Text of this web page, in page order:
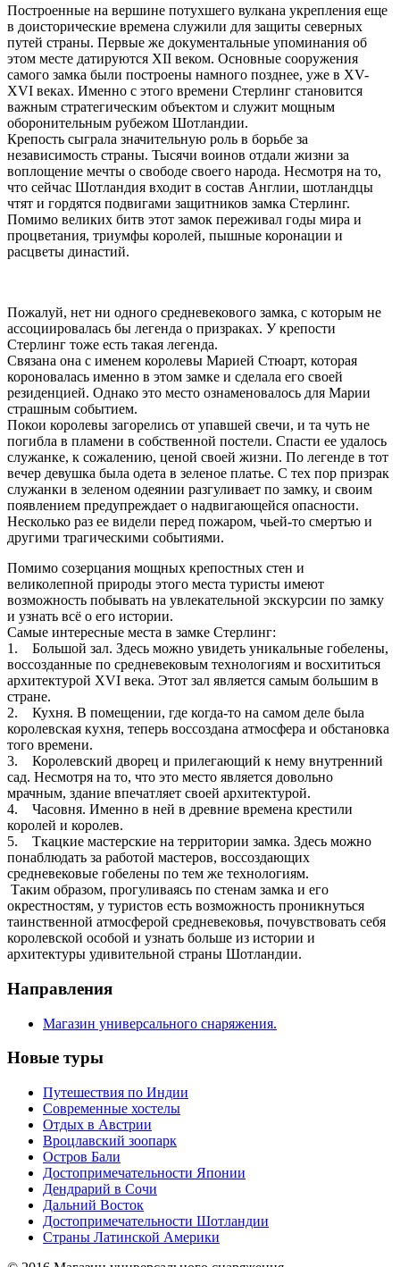
Построенные на вершине потухшего вулкана укрепления еще
в доисторические времена служили для защиты северных
путей страны. Первые же документальные упоминания об
этом месте датируются XII веком. Основные сооружения
самого замка были построены намного позднее, уже в XV-
XVI веках. Именно с этого времени Стерлинг становится
важным стратегическим объектом и служит мощным
оборонительным рубежом Шотландии.
Крепость сыграла значительную роль в борьбе за
независимость страны. Тысячи воинов отдали жизни за
воплощение мечты о свободе своего народа. Несмотря на то,
что сейчас Шотландия входит в состав Англии, шотландцы
чтят и гордятся подвигами защитников замка Стерлинг.
Помимо великих битв этот замок переживал годы мира и
процветания, триумфы королей, пышные коронации и
расцветы династий.
Пожалуй, нет ни одного средневекового замка, с которым не
ассоциировалась бы легенда о призраках. У крепости
Стерлинг тоже есть такая легенда.
Связана она с именем королевы Марией Стюарт, которая
короновалась именно в этом замке и сделала его своей
резиденцией. Однако это место ознаменовалось для Марии
страшным событием.
Покои королевы загорелись от упавшей свечи, и та чуть не
погибла в пламени в собственной постели. Спасти ее удалось
служанке, к сожалению, ценой своей жизни. По легенде в тот
вечер девушка была одета в зеленое платье. С тех пор призрак
служанки в зеленом одеянии разгуливает по замку, и своим
появлением предупреждает о надвигающейся опасности.
Несколько раз ее видели перед пожаром, чьей-то смертью и
другими трагическими событиями.
Помимо созерцания мощных крепостных стен и
великолепной природы этого места туристы имеют
возможность побывать на увлекательной экскурсии по замку
и узнать всё о его истории.
Самые интересные места в замке Стерлинг:
1. Большой зал. Здесь можно увидеть уникальные гобелены,
воссозданные по средневековым технологиям и восхититься
архитектурой XVI века. Этот зал является самым большим в
стране.
2. Кухня. В помещении, где когда-то на самом деле была
королевская кухня, теперь воссоздана атмосфера и обстановка
того времени.
3. Королевский дворец и прилегающий к нему внутренний
сад. Несмотря на то, что это место является довольно
мрачным, здание впечатляет своей архитектурой.
4. Часовня. Именно в ней в древние времена крестили
королей и королев.
5. Ткацкие мастерские на территории замка. Здесь можно
понаблюдать за работой мастеров, воссоздающих
средневековые гобелены по тем же технологиям.
Таким образом, прогуливаясь по стенам замка и его
окрестностям, у туристов есть возможность проникнуться
таинственной атмосферой средневековья, почувствовать себя
королевской особой и узнать больше из истории и
архитектуры удивительной страны Шотландии.
Направления
Магазин универсального снаряжения.
Новые туры
Путешествия по Индии
Современные хостелы
Отдых в Австрии
Вроцлавский зоопарк
Остров Бали
Достопримечательности Японии
Дендрарий в Сочи
Дальний Восток
Достопримечательности Шотландии
Страны Латинской Америки